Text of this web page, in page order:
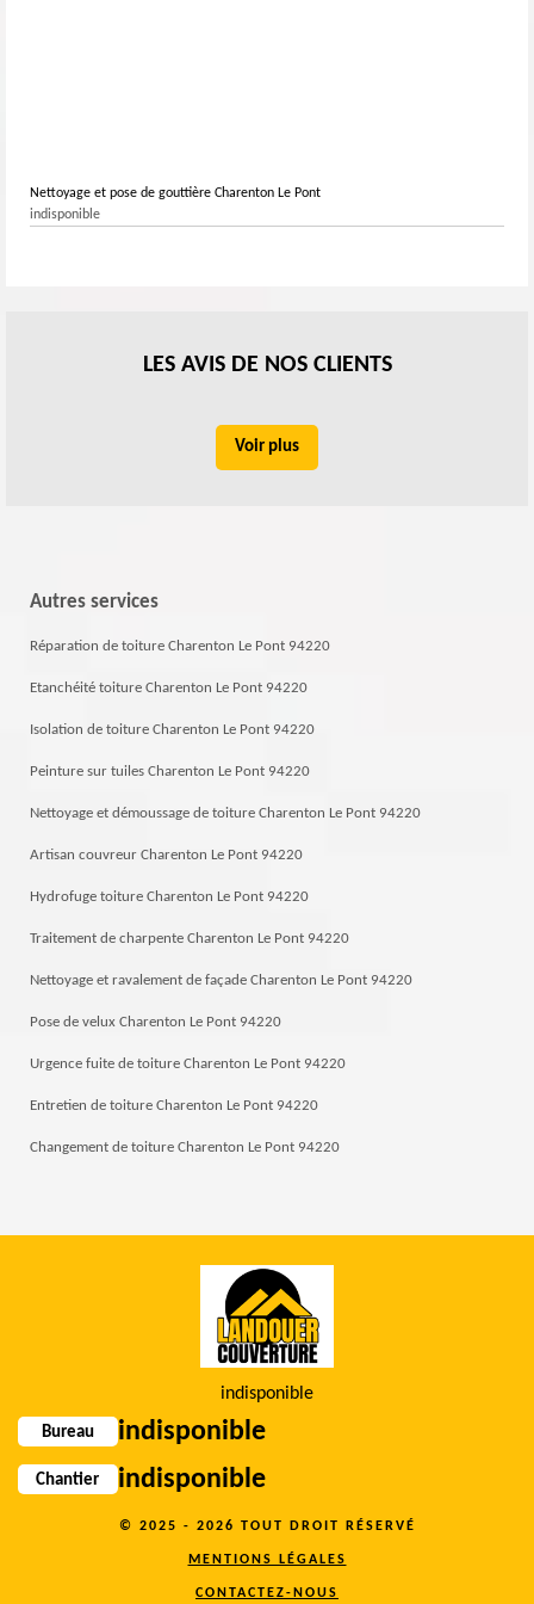
Nettoyage et pose de gouttière Charenton Le Pont
indisponible
LES AVIS DE NOS CLIENTS
Voir plus
Autres services
Réparation de toiture Charenton Le Pont 94220
Etanchéité toiture Charenton Le Pont 94220
Isolation de toiture Charenton Le Pont 94220
Peinture sur tuiles Charenton Le Pont 94220
Nettoyage et démoussage de toiture Charenton Le Pont 94220
Artisan couvreur Charenton Le Pont 94220
Hydrofuge toiture Charenton Le Pont 94220
Traitement de charpente Charenton Le Pont 94220
Nettoyage et ravalement de façade Charenton Le Pont 94220
Pose de velux Charenton Le Pont 94220
Urgence fuite de toiture Charenton Le Pont 94220
Entretien de toiture Charenton Le Pont 94220
Changement de toiture Charenton Le Pont 94220
indisponible
Bureau indisponible
Chantier indisponible
© 2025 - 2026 TOUT DROIT RÉSERVÉ
MENTIONS LÉGALES
CONTACTEZ-NOUS